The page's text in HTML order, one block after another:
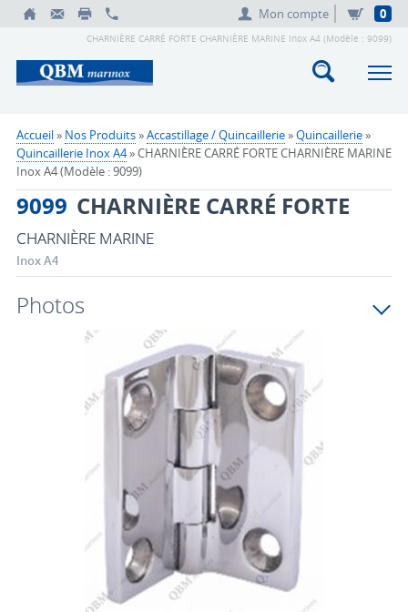
Mon compte 0
CHARNIÈRE CARRÉ FORTE CHARNIÈRE MARINE Inox A4 (Modèle : 9099)
Accueil» Nos Produits»Accastillage / Quincaillerie»Quincaillerie»
Quincaillerie Inox A4» CHARNIÈRE CARRÉ FORTE CHARNIÈRE MARINE
Inox A4 (Modèle : 9099)
9099 CHARNIÈRE CARRÉ FORTE
CHARNIÈRE MARINE
Inox A4
Photos